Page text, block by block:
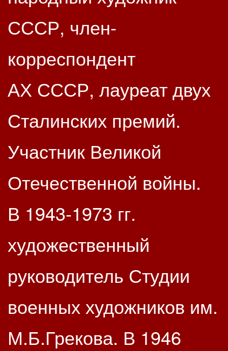
СССР, член-
корреспондент
АХ СССР, лауреат двух
Сталинских премий.
Участник Великой
Отечественной войны.
В 1943-1973 гг.
художественный
руководитель Студии
военных художников им.
М.Б.Грекова. В 1946